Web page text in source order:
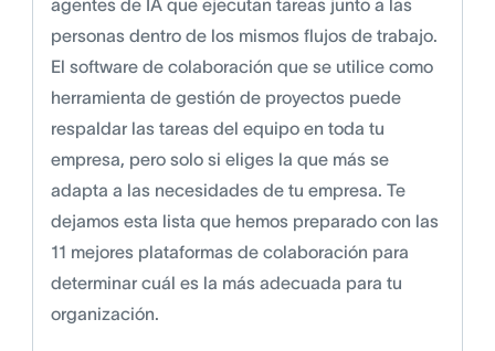
agentes de IA que ejecutan tareas junto a las
personas dentro de los mismos flujos de trabajo.
El software de colaboración que se utilice como
herramienta de gestión de proyectos puede
respaldar las tareas del equipo en toda tu
empresa, pero solo si eliges la que más se
adapta a las necesidades de tu empresa. Te
dejamos esta lista que hemos preparado con las
11 mejores plataformas de colaboración para
determinar cuál es la más adecuada para tu
organización.